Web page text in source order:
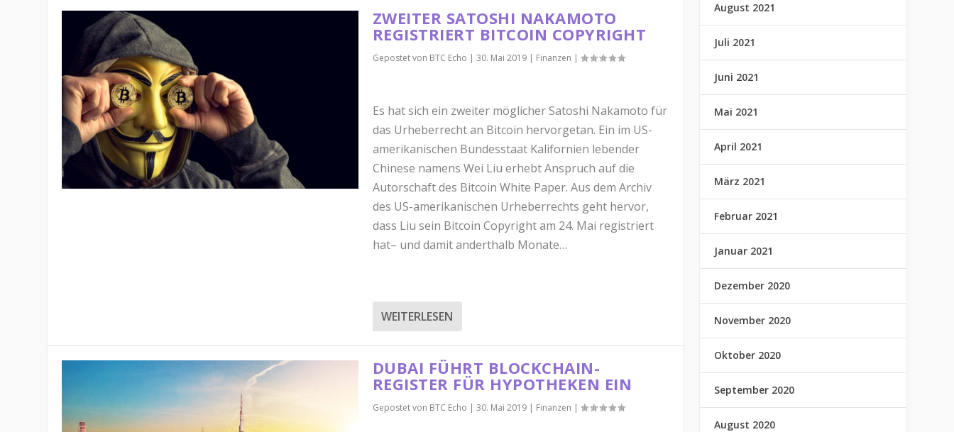
ZWEITER SATOSHI NAKAMOTO
REGISTRIERT BITCOIN COPYRIGHT
Gepostet von BTC Echo | 30. Mai 2019| Finanzen |
Es hat sich ein zweiter möglicher Satoshi Nakamoto für
das Urheberrecht an Bitcoin hervorgetan. Ein im US-
amerikanischen Bundesstaat Kalifornien lebender
Chinese namens Wei Liu erhebt Anspruch auf die
Autorschaft des Bitcoin White Paper. Aus dem Archiv
des US-amerikanischen Urheberrechts geht hervor,
dass Liu sein Bitcoin Copyright am 24. Mai registriert
hat– und damit anderthalb Monate…
WEITERLESEN
DUBAI FÜHRT BLOCKCHAIN-
REGISTER FÜR HYPOTHEKEN EIN
Gepostet von BTC Echo | 30. Mai 2019| Finanzen |
August 2021
Juli 2021
Juni 2021
Mai 2021
April 2021
März 2021
Februar 2021
Januar 2021
Dezember 2020
November 2020
Oktober 2020
September 2020
August 2020